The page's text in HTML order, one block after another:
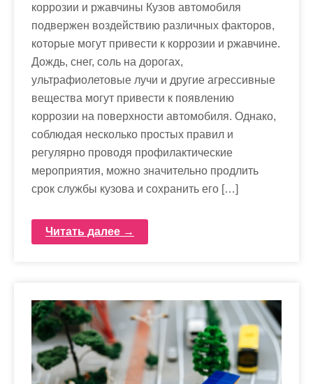
коррозии и ржавчины Кузов автомобиля
подвержен воздействию различных факторов,
которые могут привести к коррозии и ржавчине.
Дождь, снег, соль на дорогах,
ультрафиолетовые лучи и другие агрессивные
вещества могут привести к появлению
коррозии на поверхности автомобиля. Однако,
соблюдая несколько простых правил и
регулярно проводя профилактические
мероприятия, можно значительно продлить
срок службы кузова и сохранить его […]
Читать далее →